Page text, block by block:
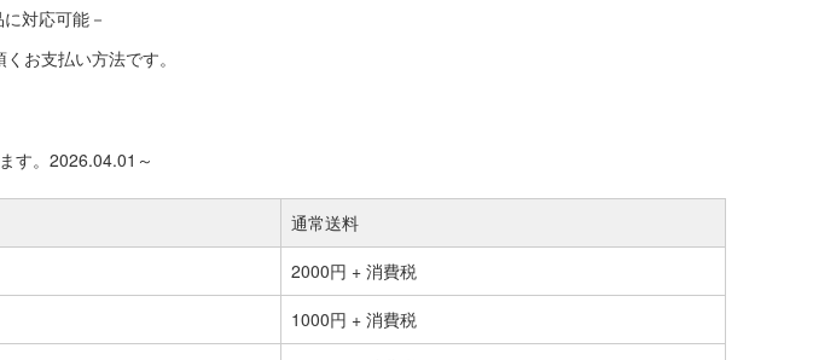
対応可能－
お支払い方法です。
す。2026.04.01～
通常送料
2000円 + 消費税
1000円 + 消費税